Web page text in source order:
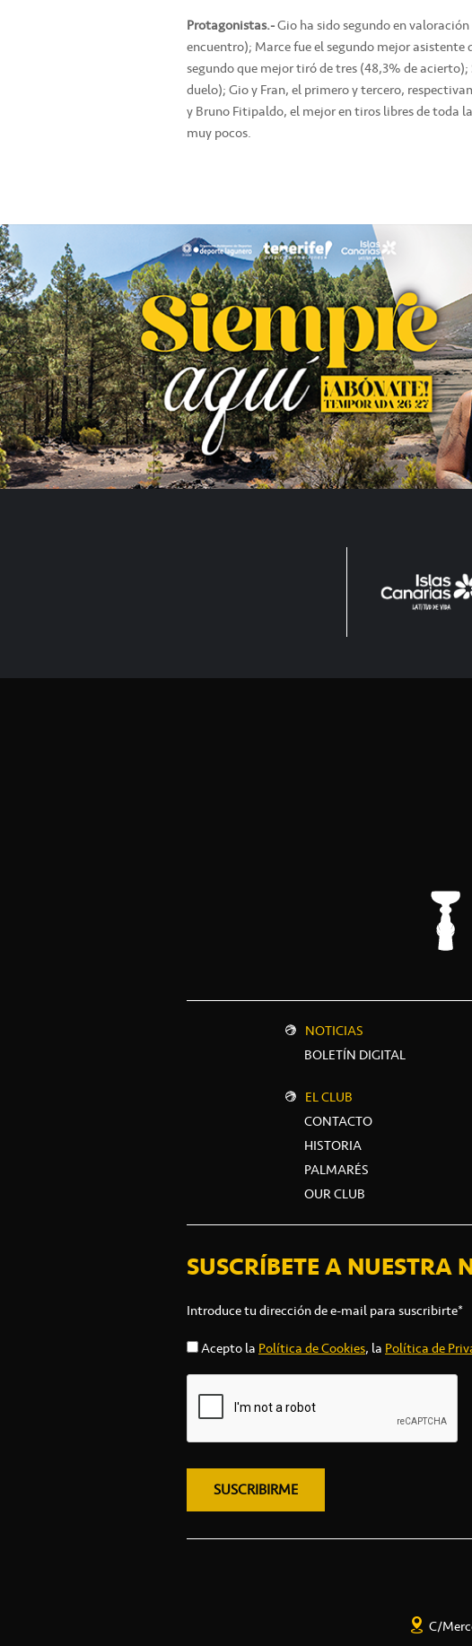
Protagonistas.-Gio ha sido segundo en
encuentro); Marce fue el segundo mejor
segundo que mejor tiró de tres (48,3% de
duelo); Gio y Fran, el primero y tercero,
y Bruno Fitipaldo, el mejor en tiros libres de toda
muy pocos.
NOTICIAS
BOLETÍN DIGITAL
EL CLUB
CONTACTO
HISTORIA
PALMARÉS
OUR CLUB
SUSCRÍBETE A NUESTRA
Introduce tu dirección de e-mail para suscribirte*
Acepto laPolítica de Cookies, laPolítica de
C/